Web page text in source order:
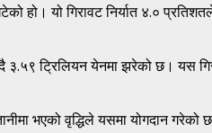
हो। यो गिरावट निर्यात ४.०
ट्रिलियन येनमा झरेको छ। यस
भएको वृद्धिले यसमा योगदान गरेको